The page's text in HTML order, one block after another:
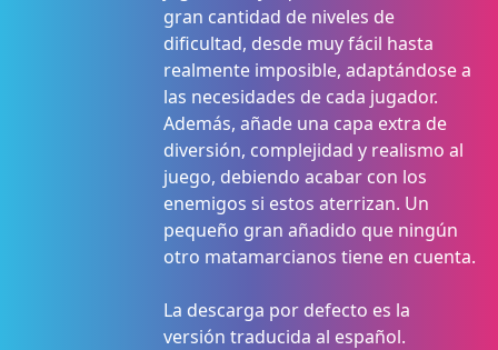
gran cantidad de niveles de
dificultad, desde muy fácil hasta
realmente imposible, adaptándose a
las necesidades de cada jugador.
Además, añade una capa extra de
diversión, complejidad y realismo al
juego, debiendo acabar con los
enemigos si estos aterrizan. Un
pequeño gran añadido que ningún
otro matamarcianos tiene en cuenta.
La descarga por defecto es la
versión traducida al español.